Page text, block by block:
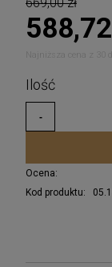
Najniższa cena z 30
Ocena:
Kod produktu: